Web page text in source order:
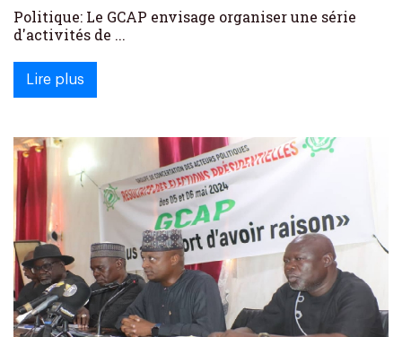
Politique: Le GCAP envisage organiser une série
d'activités de ...
Lire plus